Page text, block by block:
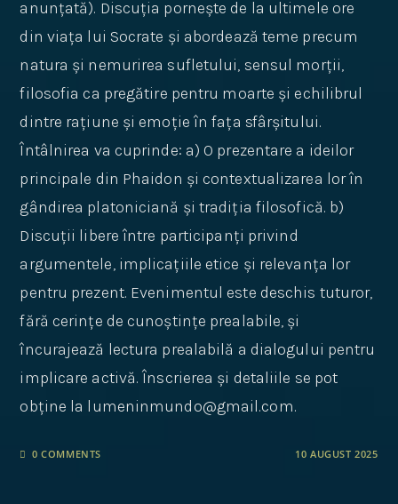
anunțată). Discuția pornește de la ultimele ore
din viața lui Socrate și abordează teme precum
natura și nemurirea sufletului, sensul morții,
filosofia ca pregătire pentru moarte și echilibrul
dintre rațiune și emoție în fața sfârșitului.
Întâlnirea va cuprinde: a) O prezentare a ideilor
principale din Phaidon și contextualizarea lor în
gândirea platoniciană și tradiția filosofică. b)
Discuții libere între participanți privind
argumentele, implicațiile etice și relevanța lor
pentru prezent. Evenimentul este deschis tuturor,
fără cerințe de cunoștințe prealabile, și
încurajează lectura prealabilă a dialogului pentru
implicare activă. Înscrierea și detaliile se pot
obține la lumeninmundo@gmail.com.
0 COMMENTS 10 AUGUST 2025